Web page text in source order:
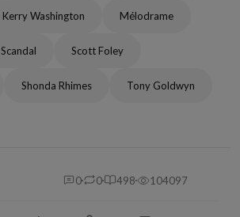
Kerry Washington Mélodrame
Scandal Scott Foley
Shonda Rhimes Tony Goldwyn
0 0 498 104097